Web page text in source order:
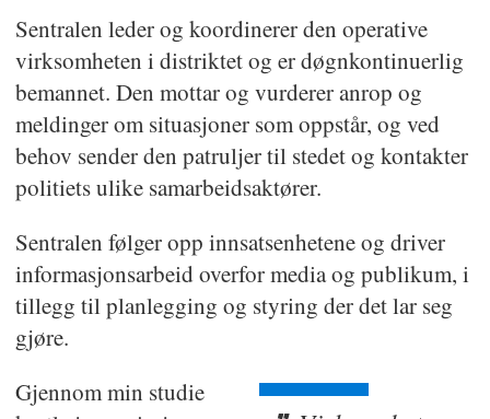
Sentralen leder og koordinerer den operative
virksomheten i distriktet og er døgnkontinuerlig
bemannet. Den mottar og vurderer anrop og
meldinger om situasjoner som oppstår, og ved
behov sender den patruljer til stedet og kontakter
politiets ulike samarbeidsaktører.
Sentralen følger opp innsatsenhetene og driver
informasjonsarbeid overfor media og publikum, i
tillegg til planlegging og styring der det lar seg
gjøre.
Gjennom min studie